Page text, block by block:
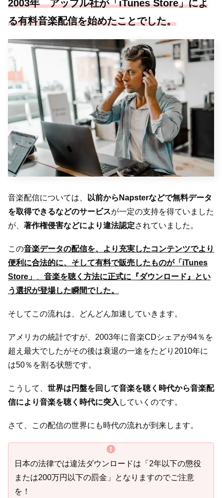
2003年 アップル社が「iTunes Store」によ
る有料音楽配信を始めたことでした。
音楽配信については、
以前からNapsterなどで無料データ
を取得できるなどのサービスが一定の支持を得ていました
が、 著作権侵害などにより違法認定されていました。
この音楽データの配信を、より充実したコンテンツでより
便利に合法的に、そして有料で販売したものが「iTunes
Store」
音楽を聴く方法に正式に『ダウンロード』とい
う選択が登場した瞬間でした。
そしてこの流れは、どんどん加速していきます。
アメリカの統計ですが、2003年に音楽CDシェアが94％を
超え最大でしたがその後は衰退の一途をたどり2010年に
は50％を割る状態です。
こうして、 世界は円盤を回して音楽を聴く時代から音楽配
信により音楽を聴く時代に突入 していくのです。
さて、この配信の世界にも時代の流れが到来します。
日本の法律では違法ダウンロードは「2年以下の懲役
または200万円以下の罰金」となりますのでご注意
を！